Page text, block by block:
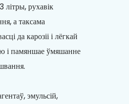
літры, рухавік
а таксама
да карозіі і лёгкай
і памяншае ўмяшанне
эмульсій,